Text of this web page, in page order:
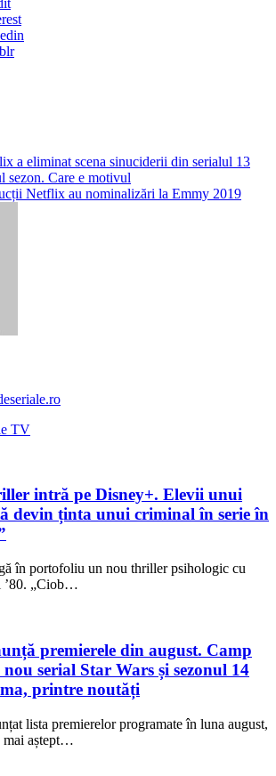
a eliminat scena sinuciderii din serialul 13
sezon. Care e motivul
Netflix au nominalizări la Emmy 2019
TV
intră pe Disney+. Elevii unui
devin ținta unui criminal în serie în
în portofoliu un nou thriller psihologic cu
’80. „Ciob…
premierele din august. Camp
serial Star Wars și sezonul 14
printre noutăți
lista premierelor programate în luna august,
mai aștept…